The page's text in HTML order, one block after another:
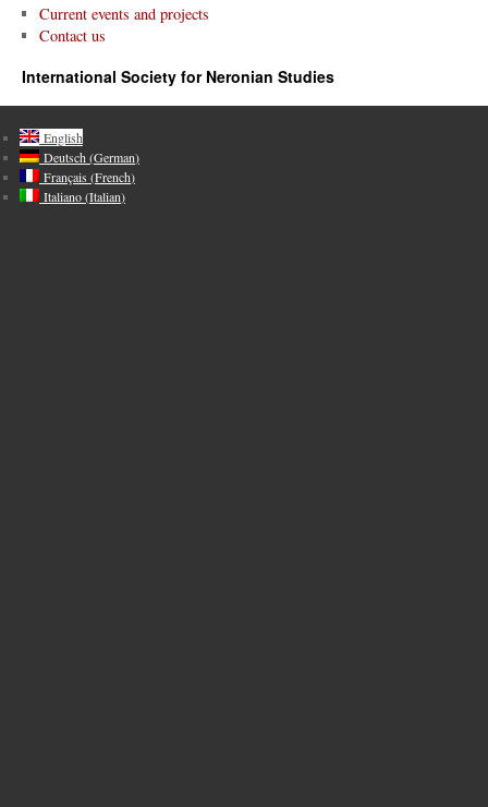
Current events and projects
Contact us
International Society for Neronian Studies
English
Deutsch (German)
Français (French)
Italiano(Italian)